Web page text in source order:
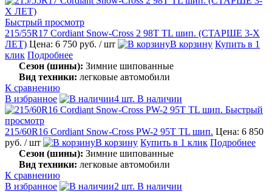
Быстрый просмотр
215/55R17 Cordiant Snow-Cross 2 98T TL шип. (СТАРШЕ 3-Х
ЛЕТ) Цена: 6 750 руб. / шт В корзину Купить в 1
клик Подробнее
Сезон (шины): Зимние шипованные
Вид техники: легковые автомобили
К сравнению
В избранное
4 шт. В наличии
Быстрый
просмотр
215/60R16 Cordiant Snow-Cross PW-2 95T TL шип. Цена: 6 850
руб. / шт В корзину Купить в 1 клик Подробнее
Сезон (шины): Зимние шипованные
Вид техники: легковые автомобили
К сравнению
В избранное
2 шт. В наличии